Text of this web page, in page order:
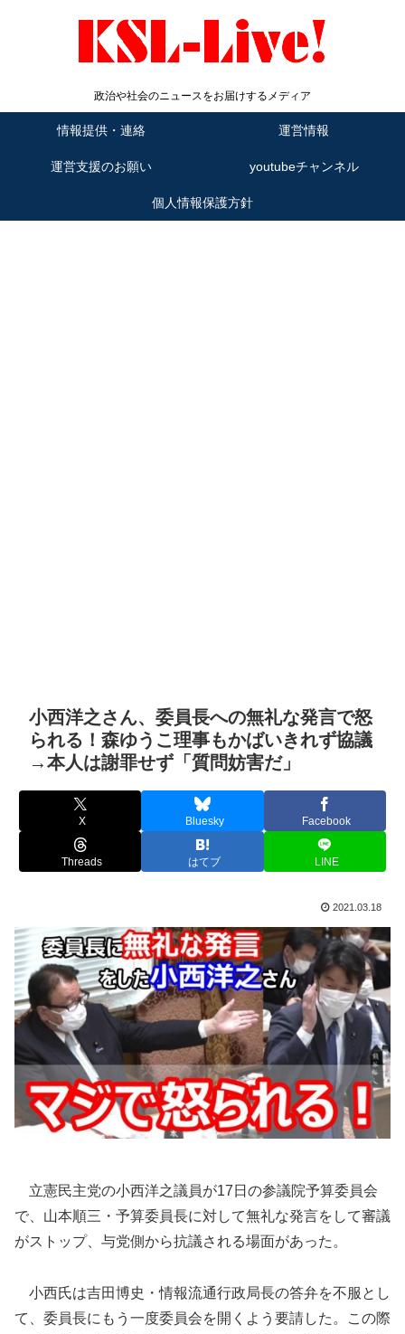
政治や社会のニュースをお届けするメディア
情報提供・連絡 運営情報
運営支援のお願い youtubeチャンネル
個人情報保護方針
小西洋之さん、委員長への無礼な発言で怒
られる！森ゆうこ理事もかばいきれず協議
→本人は謝罪せず「質問妨害だ」
X Bluesky Facebook
Threads はてブ LINE
2021.03.18
立憲民主党の小西洋之議員が17日の参議院予算委員会
で、山本順三・予算委員長に対して無礼な発言をして審議
がストップ、与党側から抗議される場面があった。
小西氏は吉田博史・情報流通行政局長の答弁を不服とし
て、委員長にもう一度委員会を開くよう要請した。この際